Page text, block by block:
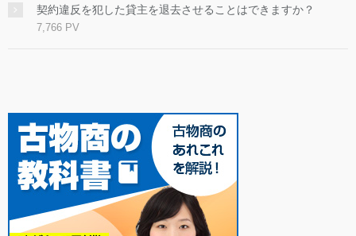
契約違反を犯した貸主を退去させることはできますか？
7,766 PV